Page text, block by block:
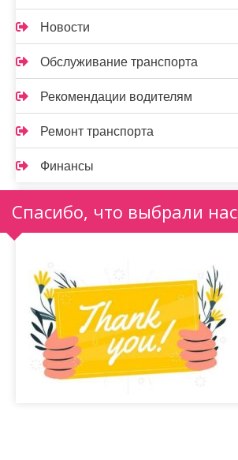
Новости
Обслуживание транспорта
Рекомендации водителям
Ремонт транспорта
Финансы
Спасибо, что выбрали нас